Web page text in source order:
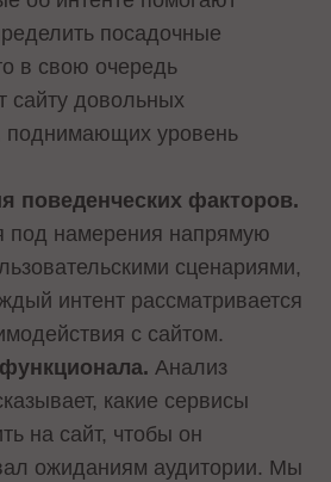
посадочные
в свою очередь
сайту довольных
поднимающих уровень
поведенческих факторов.
под намерения напрямую
сценариями,
интент рассматривается
с сайтом.
Анализ
какие сервисы
на сайт, чтобы он
ожиданиям аудитории. Мы